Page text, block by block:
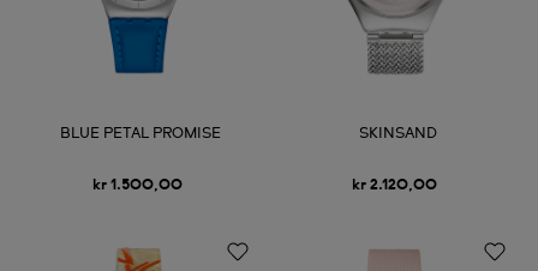
BLUE PETAL PROMISE
kr 1.500,00
SKINSAND
kr 2.120,00